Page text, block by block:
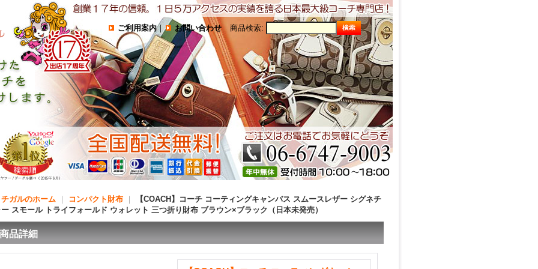
ご利用案内｜ お問い合わせ 商品検索:
ガルのホーム コンパクト財布
【COACH】コーチ コーティングキャンバス スムースレザー シグネチ
スモール トライフォールド ウォレット 三つ折り財布 ブラウン×ブラック（日本未発売）
商品詳細